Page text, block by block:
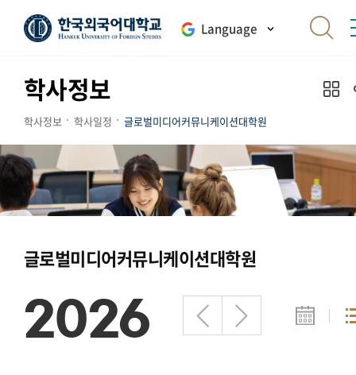
Language
학사정보
학사정보 학사일정 글로벌미디어커뮤니케이션대학원
글로벌미디어커뮤니케이션대학원
2026